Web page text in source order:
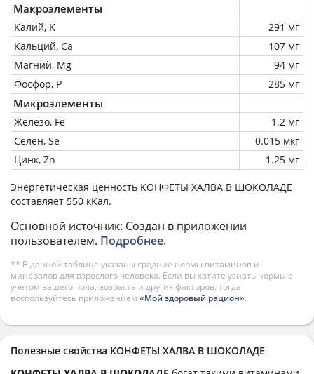
Макроэлементы
Калий, K
291 мг
Кальций, Ca
107 мг
Магний, Mg
94 мг
Фосфор, P
285 мг
Микроэлементы
Железо, Fe
1.2 мг
Селен, Se
0.015 мкг
Цинк, Zn
1.25 мг
Энергетическая ценность КОНФЕТЫ ХАЛВА В ШОКОЛАДЕ
составляет 550 кКал.
Основной источник: Создан в приложении
пользователем. Подробнее.
** В данной таблице указаны средние нормы витаминов и
минералов для взрослого человека. Если вы хотите узнать нормы с
учетом вашего пола, возраста и других факторов, тогда
воспользуйтесь приложением «Мой здоровый рацион».
Полезные свойства КОНФЕТЫ ХАЛВА В ШОКОЛАДЕ